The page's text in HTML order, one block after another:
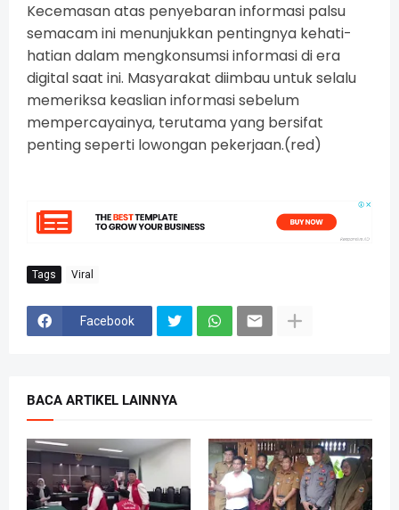
Kecemasan atas penyebaran informasi palsu
semacam ini menunjukkan pentingnya kehati-
hatian dalam mengkonsumsi informasi di era
digital saat ini. Masyarakat diimbau untuk selalu
memeriksa keaslian informasi sebelum
mempercayainya, terutama yang bersifat
penting seperti lowongan pekerjaan.(red)
Tags Viral
Facebook
BACA ARTIKEL LAINNYA